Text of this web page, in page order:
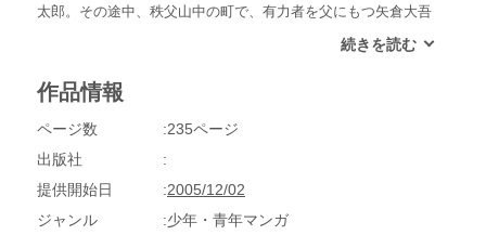
太郎。その途中、秩父山中の町で、有力者を父にもつ矢倉大吾
しで行われる自転車大会に出場した輪太郎。妨害に遭いながら
父越えに挑む。
作品情報
ページ数
235ページ
出版社
提供開始日
2005/12/02
ジャンル
少年・青年マンガ